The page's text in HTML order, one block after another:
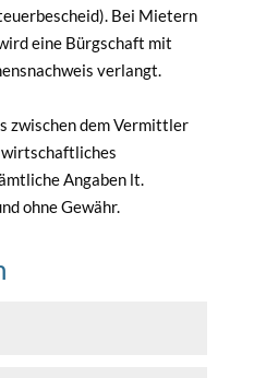
Bei Mietern
eine Bürgschaft mit
verlangt.
zwischen dem Vermittler
wirtschaftliches
Angaben lt.
ohne Gewähr.